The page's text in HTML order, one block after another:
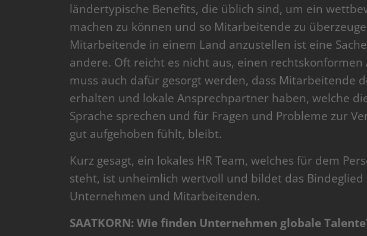
ländertypische Benefits, die üblich sind, um ein
machen zu können und so Mitarbeitende zu
Mitarbeitende in einem Land anzustellen ist eine
andere. Oft reicht es nicht aus, einen rechtskonformen
muss auch dafür gesorgt werden, dass Mitarbeitende
erhalten und lokale Ansprechpartner haben, welche
Sprache sprechen und für Fragen und Probleme zur
gut aufgehoben fühlt, bleibt.
Kurz gesagt, ein lokales HR Team, welches für dem
steht, ist unheimlich wertvoll und bildet das Bindeglied
Unternehmen und Mitarbeitenden.
SAATKORN: Wie finden Unternehmen globale